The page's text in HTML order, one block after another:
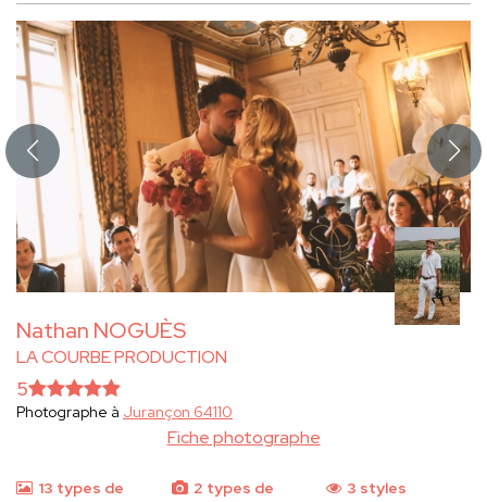
Nathan NOGUÈS
LA COURBE PRODUCTION
Fiche photographe
5
Photographe à Jurançon 64110
13 types de
2 types de
3 styles